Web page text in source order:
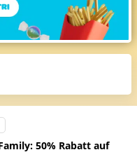
50% Rabatt auf